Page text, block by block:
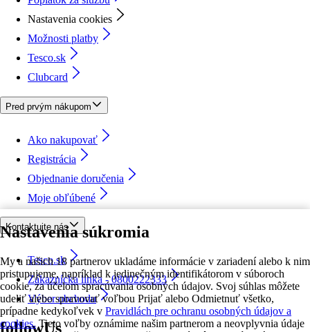
Nastavenia súkromia
My a našich 18 partnerov ukladáme informácie v zariadení alebo k nim
pristupujeme, napríklad k jedinečným identifikátorom v súboroch
cookie, za účelom spracúvania osobných údajov. Svoj súhlas môžete
udeliť alebo spravovať voľbou Prijať alebo Odmietnuť všetko,
prípadne kedykoľvek v Pravidlách pre ochranu osobných údajov a
cookies. Tieto voľby oznámime našim partnerom a neovplyvnia údaje
Nastavenia cookies
Možnosti platby
Tesco.sk
Clubcard
Pred prvým nákupom
Ako nakupovať
Registrácia
Objednanie doručenia
Moje obľúbené
Kontaktujte nás
Tesco.sk
Zákaznícka linka - 0800222333
Výber obchodu
followUs